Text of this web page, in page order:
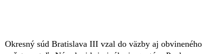
Okresný súd Bratislava III vzal do väzby aj obvineného